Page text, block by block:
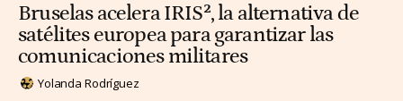
Bruselas acelera IRIS², la alternativa de
satélites europea para garantizar las
comunicaciones militares
Yolanda Rodríguez